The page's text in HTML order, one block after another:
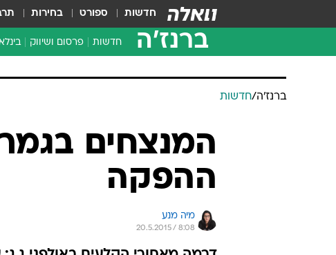
חדשות ספורט בחירות
ברנז'ה חדשות פרסום ושיווק
ברנז'ה/חדשות
המנצחים
ההפקה
מיה מנע
20.5.2015 / 8:08